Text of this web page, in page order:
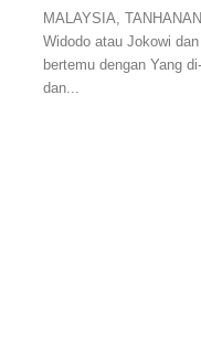
MALAYSIA,
Widodo atau Jokowi
bertemu dengan Yang
dan...